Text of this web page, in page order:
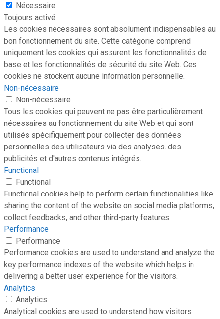
Nécessaire
Toujours activé
Les cookies nécessaires sont absolument indispensables au
bon fonctionnement du site. Cette catégorie comprend
uniquement les cookies qui assurent les fonctionnalités de
base et les fonctionnalités de sécurité du site Web. Ces
cookies ne stockent aucune information personnelle.
Non-nécessaire
Non-nécessaire
Tous les cookies qui peuvent ne pas être particulièrement
nécessaires au fonctionnement du site Web et qui sont
utilisés spécifiquement pour collecter des données
personnelles des utilisateurs via des analyses, des
publicités et d'autres contenus intégrés.
Functional
Functional
Functional cookies help to perform certain functionalities like
sharing the content of the website on social media platforms,
collect feedbacks, and other third-party features.
Performance
Performance
Performance cookies are used to understand and analyze the
key performance indexes of the website which helps in
delivering a better user experience for the visitors.
Analytics
Analytics
Analytical cookies are used to understand how visitors